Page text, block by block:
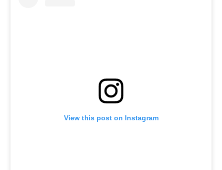
View this post on Instagram